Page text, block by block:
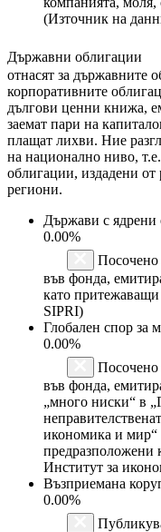
(Източник на
Държавни облигации
отнасят за държавните
корпоративните
дългови ценни книжа,
заемат пари на
плащат лихви. Ние
на национално ниво,
облигации, издадени
региони.
Държави с ядрени
0.00%
Посочено
във фонда,
като
SIPRI)
Глобален спор за
0.00%
Посочено
във фонда,
„много ниски“ в
икономика и мир“
предразположени
Институт за
Възприемана
0.00%